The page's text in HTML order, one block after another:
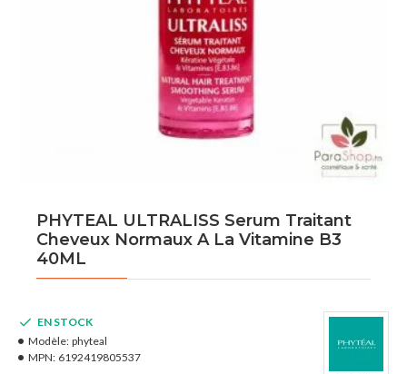
PHYTEAL ULTRALISS Serum Traitant
Cheveux Normaux A La Vitamine B3
40ML
EN STOCK
Modèle: phyteal
MPN: 6192419805537